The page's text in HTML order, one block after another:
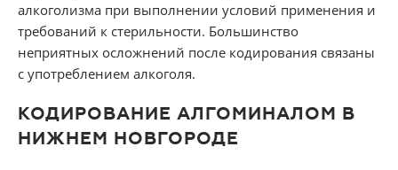
алкоголизма при выполнении условий применения и
требований к стерильности. Большинство
неприятных осложнений после кодирования связаны
с употреблением алкоголя.
КОДИРОВАНИЕ АЛГОМИНАЛОМ В
НИЖНЕМ НОВГОРОДЕ